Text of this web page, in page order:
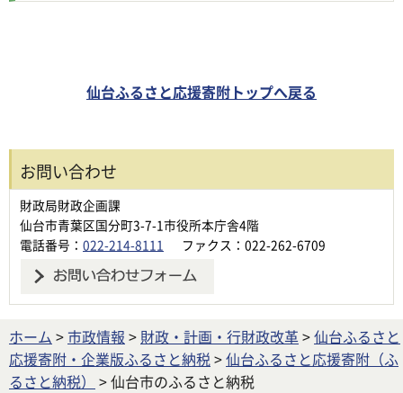
仙台ふるさと応援寄附トップへ戻る
お問い合わせ
財政局財政企画課
仙台市青葉区国分町3-7-1市役所本庁舎4階
電話番号： 022-214-8111 ファクス：022-262-6709
ホーム >市政情報 > 財政・計画・行財政改革>仙台ふるさと
応援寄附・企業版ふるさと納税>仙台ふるさと応援寄附（ふ
るさと納税）
> 仙台市のふるさと納税